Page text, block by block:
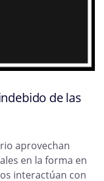
de las
aprovechan
en la forma en
interactúan con